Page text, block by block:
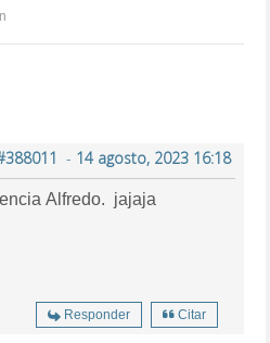
- 14 agosto, 2023 16:18
Alfredo. jajaja
Responder Citar